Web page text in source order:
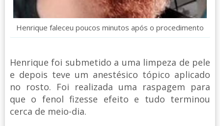
Henrique faleceu poucos minutos após o procedimento
Henrique foi submetido a uma limpeza de pele
e depois teve um anestésico tópico aplicado
no rosto. Foi realizada uma raspagem para
que o fenol fizesse efeito e tudo terminou
cerca de meio-dia.